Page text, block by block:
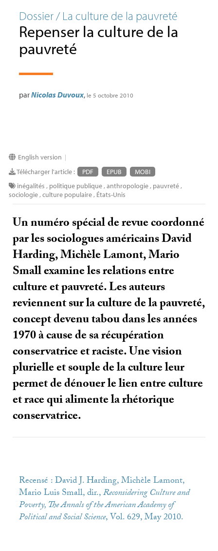
Dossier / La culture de la pauvreté
Repenser la culture de la
pauvreté
parNicolas Duvoux, le 5 octobre 2010
English version |
Télécharger l'article : PDF EPUB
MOBI
inégalités , politique publique,anthropologie, pauvreté,
sociologie,culture populaire, États-Unis
Un numéro spécial de revue coordonné
par les sociologues américains David
Harding, Michèle Lamont, Mario
Small examine les relations entre
culture et pauvreté. Les auteurs
reviennent sur la culture de la pauvreté,
concept devenu tabou dans les années
1970 à cause de sa récupération
conservatrice et raciste. Une vision
plurielle et souple de la culture leur
permet de dénouer le lien entre culture
et race qui alimente la rhétorique
conservatrice.
Recensé : David J. Harding, Michèle Lamont,
Mario Luis Small, dir.,Reconsidering Culture and
Poverty, The Annals of the American Academy of
Political and Social Science, Vol. 629, May 2010.